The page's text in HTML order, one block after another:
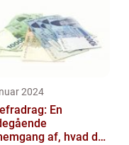
2024
En
af, hvad du